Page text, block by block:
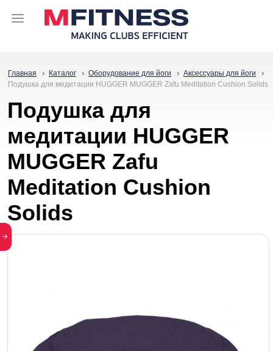
Главная Каталог Оборудование для йоги
Аксессуары для йоги
Подушка для медитации HUGGER MUGGER Zafu Meditation Cushion Solids
Подушка для
медитации HUGGER
MUGGER Zafu
Meditation Cushion
Solids